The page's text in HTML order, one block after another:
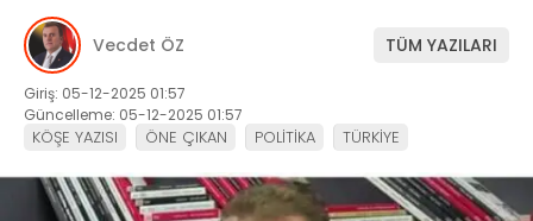
Vecdet ÖZ TÜM YAZILARI
Giriş: 05-12-2025 01:57
Güncelleme: 05-12-2025 01:57
KÖŞE YAZISI ÖNE ÇIKAN POLİTİKA TÜRKİYE